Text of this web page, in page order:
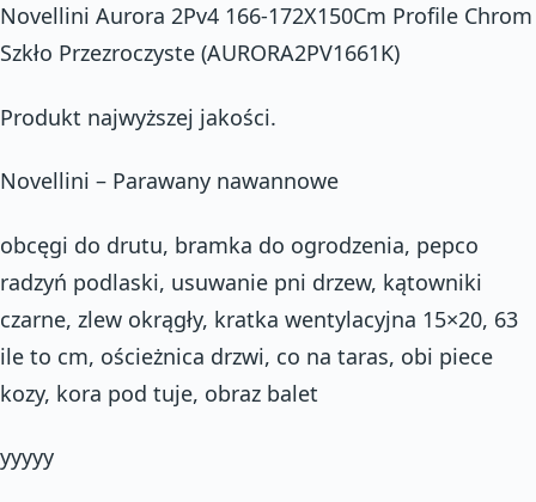
Novellini Aurora 2Pv4 166-172X150Cm Profile Chrom
Szkło Przezroczyste (AURORA2PV1661K)
Produkt najwyższej jakości.
Novellini – Parawany nawannowe
obcęgi do drutu, bramka do ogrodzenia, pepco
radzyń podlaski, usuwanie pni drzew, kątowniki
czarne, zlew okrągły, kratka wentylacyjna 15×20, 63
ile to cm, ościeżnica drzwi, co na taras, obi piece
kozy, kora pod tuje, obraz balet
yyyyy